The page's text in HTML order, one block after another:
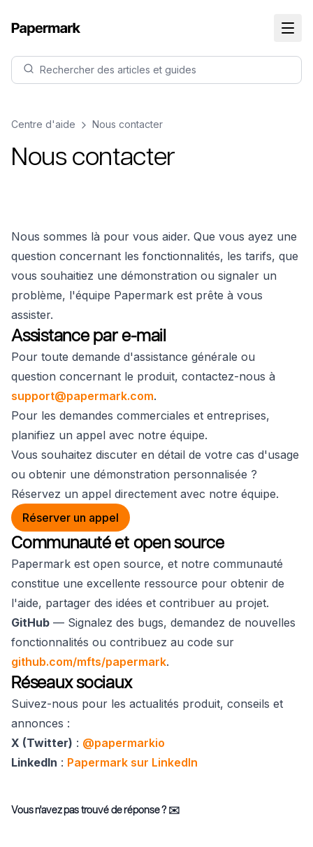
Rechercher des articles et guides
Centre d'aide Nous contacter
Nous contacter
Nous sommes là pour vous aider. Que vous ayez une
question concernant les fonctionnalités, les tarifs, que
vous souhaitiez une démonstration ou signaler un
problème, l'équipe Papermark est prête à vous
assister.
Assistance par e-mail
Pour toute demande d'assistance générale ou
question concernant le produit, contactez-nous à
support@papermark.com.
Pour les demandes commerciales et entreprises,
planifiez un appel avec notre équipe.
Vous souhaitez discuter en détail de votre cas d'usage
ou obtenir une démonstration personnalisée ?
Réservez un appel directement avec notre équipe.
Réserver un appel
Communauté et open source
Papermark est open source, et notre communauté
constitue une excellente ressource pour obtenir de
l'aide, partager des idées et contribuer au projet.
GitHub — Signalez des bugs, demandez de nouvelles
fonctionnalités ou contribuez au code sur
github.com/mfts/papermark.
Réseaux sociaux
Suivez-nous pour les actualités produit, conseils et
annonces :
X (Twitter) : @papermarkio
LinkedIn : Papermark sur LinkedIn
Vous n'avez pas trouvé de réponse ? ✉️